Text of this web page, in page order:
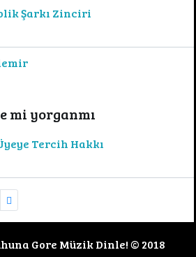
Şarkı Zinciri
mi yorganmı
Tercih Hakkı
Gore Müzik Dinle! © 2018